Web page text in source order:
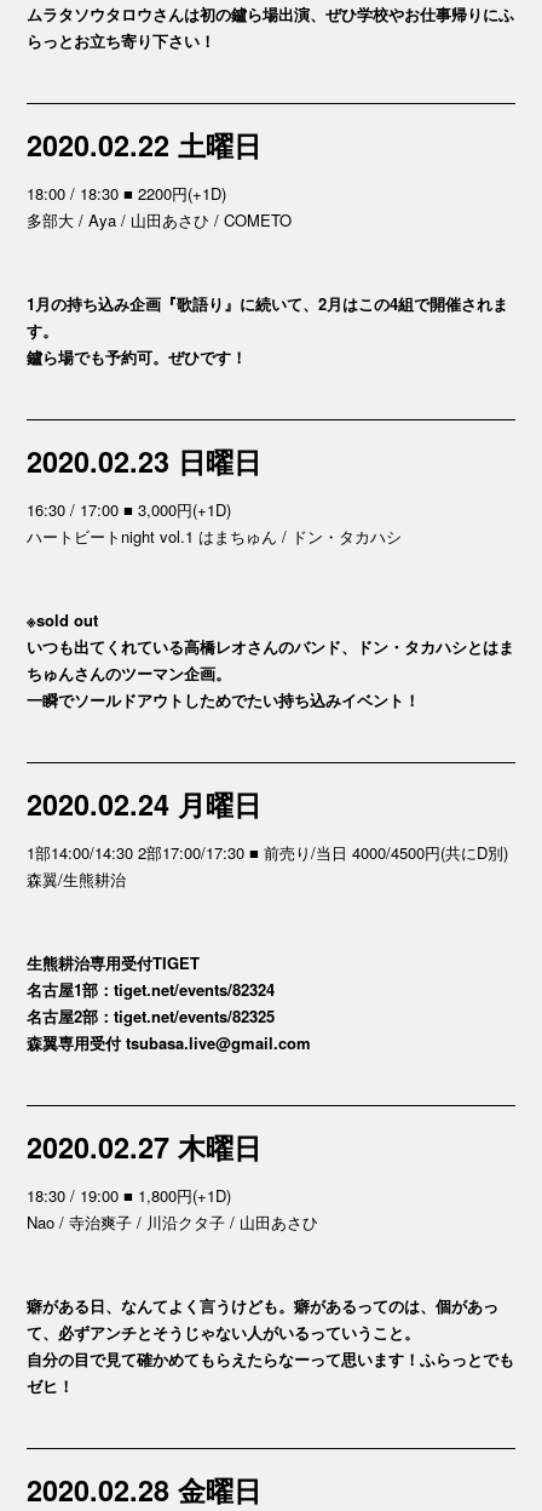
ムラタソウタロウさんは初の鑪ら場出演、ぜひ学校やお仕事帰りにふ
らっとお立ち寄り下さい！
2020.02.22 土曜日
18:00 / 18:30 ■ 2200円(+1D)
多部大 / Aya / 山田あさひ / COMETO
1月の持ち込み企画『歌語り』に続いて、2月はこの4組で開催されま
す。
鑪ら場でも予約可。ぜひです！
2020.02.23 日曜日
16:30 / 17:00 ■ 3,000円(+1D)
ハートビートnight vol.1 はまちゅん / ドン・タカハシ
※sold out
いつも出てくれている高橋レオさんのバンド、ドン・タカハシとはま
ちゅんさんのツーマン企画。
一瞬でソールドアウトしためでたい持ち込みイベント！
2020.02.24 月曜日
1部14:00/14:30 2部17:00/17:30 ■ 前売り/当日 4000/4500円(共にD別)
森翼/生熊耕治
生熊耕治専用受付TIGET
名古屋1部：tiget.net/events/82324
名古屋2部：tiget.net/events/82325
森翼専用受付 tsubasa.live@gmail.com
2020.02.27 木曜日
18:30 / 19:00 ■ 1,800円(+1D)
Nao / 寺治爽子 / 川沿クタ子 / 山田あさひ
癖がある日、なんてよく言うけども。癖があるってのは、個があっ
て、必ずアンチとそうじゃない人がいるっていうこと。
自分の目で見て確かめてもらえたらなーって思います！ふらっとでも
ゼヒ！
2020.02.28 金曜日